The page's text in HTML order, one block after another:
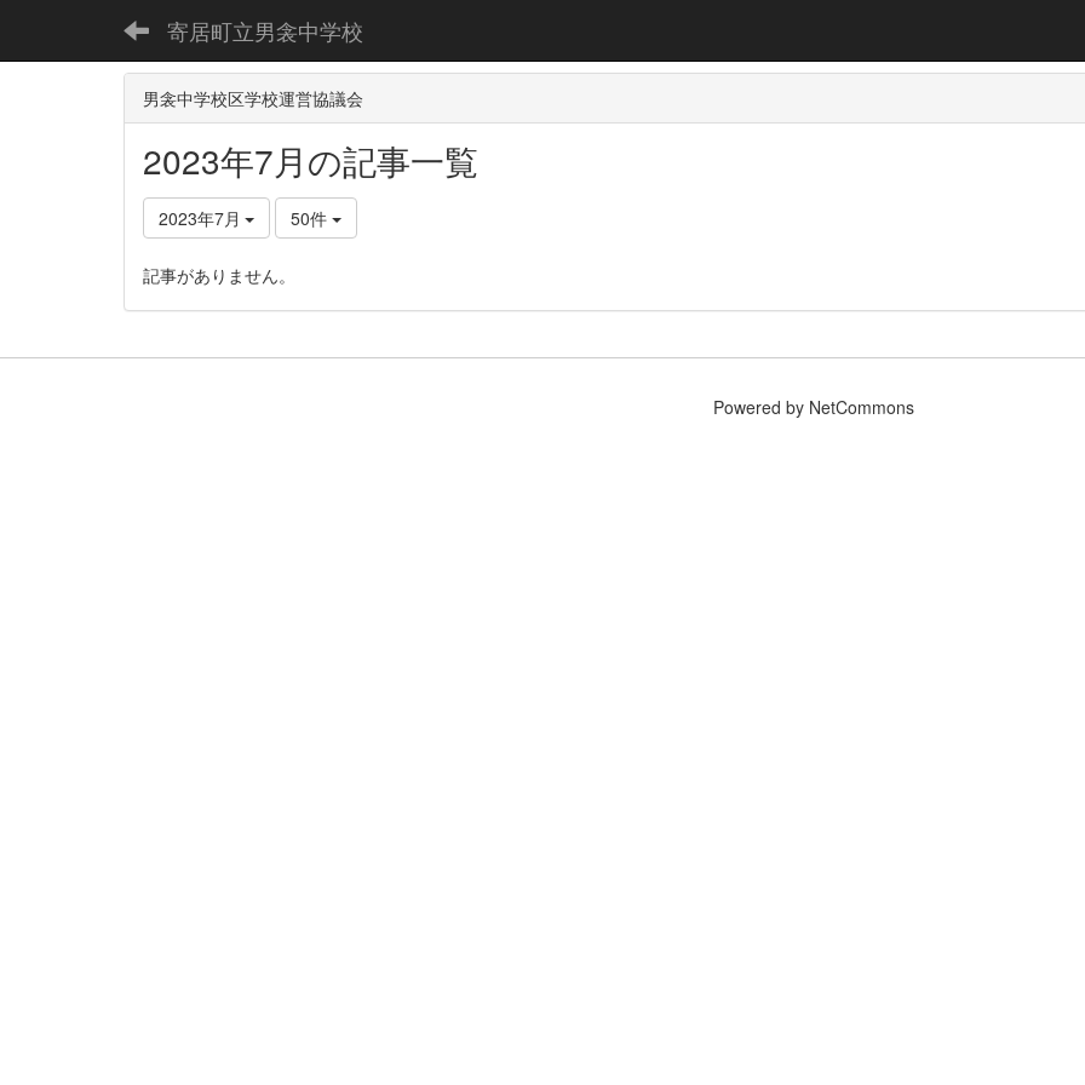
寄居町立男衾中学校
男衾中学校区学校運営協議会
2023年7月の記事一覧
2023年7月 50件
記事がありません。
Powered by NetCommons